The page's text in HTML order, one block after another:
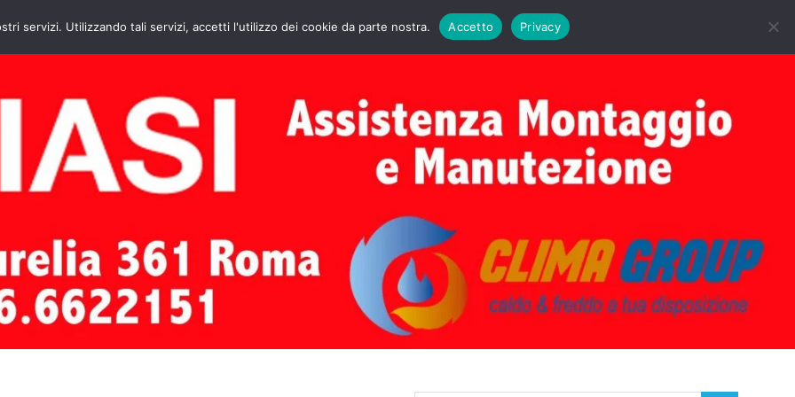
HOME CONTATTI ASSISTENZA CALDAIE BIASI PRIMA ACCENSIONE CALDAIE BIASI
servizi. Utilizzando tali servizi, accetti l'utilizzo dei cookie da parte nostra. Accetto Privacy